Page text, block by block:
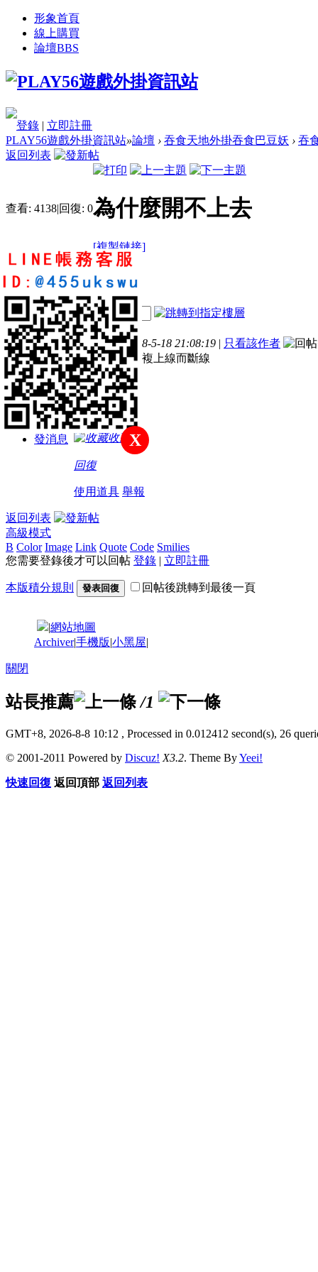
形象首頁
線上購買
論壇BBS
登錄 | 立即註冊
PLAY56遊戲外掛資訊站»論壇 › 吞食天地外掛吞食巴豆妖 › 吞
返回列表
查看: 4138|回復: 0為什麼開不上去
[複製鏈接]
紀育良
6
主題
9
帖子
142
積分
註冊會員
積分
142
發消息
電梯直達
樓主
發表於 2018-5-18 21:08:19 | 只看該作者
開都是跑出重複上線而斷線
收藏
回復
使用道具 舉報
返回列表
高級模式
B Color Image Link Quote Code Smilies
您需要登錄後才可以回帖 登錄 | 立即註冊
本版積分規則 發表回復 回帖後跳轉到最後一頁
X
|網站地圖
Archiver|手機版|小黑屋|
關閉
站長推薦 /1
GMT+8, 2026-8-8 10:12 , Processed in 0.012412 second(s), 26
© 2001-2011 Powered by Discuz! X3.2. Theme ByYeei!
快速回復 返回頂部 返回列表